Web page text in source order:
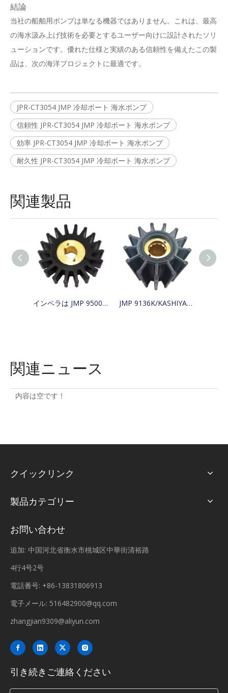
結論
当社の船舶用ポンプは単なる機器ではありません。これは、最高
の海水汲み上げ技術を必要とするユーザー向けに設計されたソリ
ューションです。優れた仕様と実績のある信頼性を備えたこの製
品は、次の海洋プロジェクトに最適です。
JPR-CT3054 JMP 冷却ボート 海水ポンプ
信頼性 JPR-CT3054 JMP 冷却ボート 海水ポンプ
効率 JPR-CT3054 JMP 冷却ボート 海水ポンプ
耐久性 JPR-CT3054 JMP 冷却ボート 海水ポンプ
関連製品
インペラは JMP 9500-01/JABSCO 15780-0000/JOHNSON 15299-1000 の代替品 JMP 9136K/KASHIYAMA SP-600 のインペラを KINKI BK-0314 に置き換えます。
関連ニュース
内容は空です！
クイックリンク
製品カテゴリー
お問い合わせ
追加: 中国河北省衡水市桃城区中華街清裕路
4行4号2号
電話番号: +86-13831806913
電子メール: 516482900@qq.com
zhangjian9309@aliyun.com
引き続きご連絡ください